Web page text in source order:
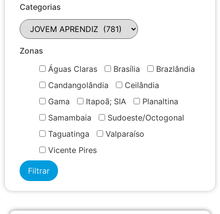
Categorias
Zonas
Águas Claras
Brasília
Brazlândia
Candangolândia
Ceilândia
Gama
Itapoã; SIA
Planaltina
Samambaia
Sudoeste/Octogonal
Taguatinga
Valparaíso
Vicente Pires